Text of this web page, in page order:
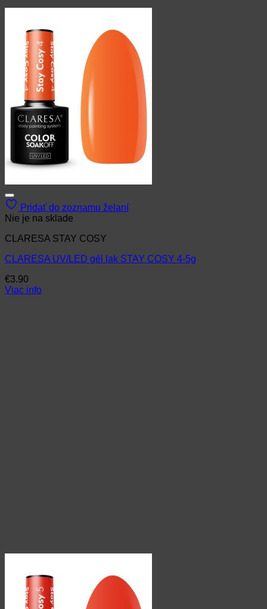
Pridať do zoznamu želaní
Nie je na sklade
CLARESA STAY COSY
CLARESA UV/LED gél lak STAY COSY 4-5g
€3.90
Viac info